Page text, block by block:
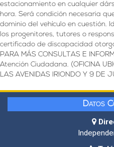
estacionamiento en cualquier
hora. Será condición necesaria
dominio del vehículo en
los progenitores, tutores o
certificado de discapacidad
PARA MÁS CONSULTAS E
Atención Ciudadana. (OFICINA
LAS AVENIDAS IRIONDO Y 9 DE
Datos